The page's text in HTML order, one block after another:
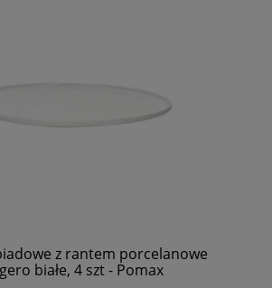
z rantem porcelanowe
białe, 4 szt - Pomax